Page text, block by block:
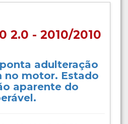
2.0 - 2010/2010
adulteração
no motor. Estado
aparente do